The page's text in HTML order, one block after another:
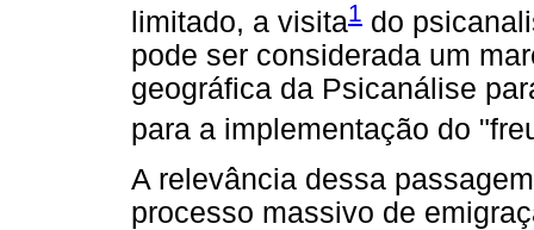
limitado, a visita1 do
pode ser considerada um
geográfica da Psicanálise
para a implementação do
A relevância dessa
processo massivo de